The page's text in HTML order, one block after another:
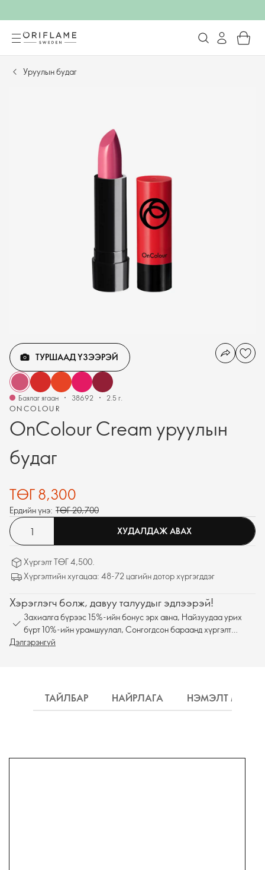
Уруулын будаг
ONCOLOUR
OnColour Cream уруулын
будаг
ТУРШААД ҮЗЭЭРЭЙ
Баялаг ягаан 38692 2.5 г.
ТӨГ 8,300
Ердийн үнэ: ТӨГ 20,700
ХУДАЛДАЖ АВАХ
Хүргэлт ТӨГ 4,500.
Хүргэлтийн хугацаа: 48-72 цагийн дотор хүргэгддэг
Хэрэглэгч болж, давуу талуудыг эдлээрэй!
Захиалга бүрээс 15%-ийн бонус эрх авна, Найзуудаа урих
бүрт 10%-ийн урамшуулал, Сонгогдсон бараанд хүргэлт
үнэгүй
Дэлгэрэнгүй
ТАЙЛБАР НАЙРЛАГА НЭМЭЛТ